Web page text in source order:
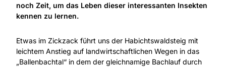
noch Zeit, um das Leben dieser interessanten Insekten
kennen zu lernen.
Etwas im Zickzack führt uns der Habichtswaldsteig mit
leichtem Anstieg auf landwirtschaftlichen Wegen in das
„Ballenbachtal“ in dem der gleichnamige Bachlauf durch